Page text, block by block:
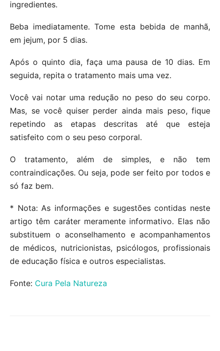
ingredientes.
Beba imediatamente. Tome esta bebida de manhã,
em jejum, por 5 dias.
Após o quinto dia, faça uma pausa de 10 dias. Em
seguida, repita o tratamento mais uma vez.
Você vai notar uma redução no peso do seu corpo.
Mas, se você quiser perder ainda mais peso, fique
repetindo as etapas descritas até que esteja
satisfeito com o seu peso corporal.
O tratamento, além de simples, e não tem
contraindicações. Ou seja, pode ser feito por todos e
só faz bem.
* Nota: As informações e sugestões contidas neste
artigo têm caráter meramente informativo. Elas não
substituem o aconselhamento e acompanhamentos
de médicos, nutricionistas, psicólogos, profissionais
de educação física e outros especialistas.
Fonte: Cura Pela Natureza